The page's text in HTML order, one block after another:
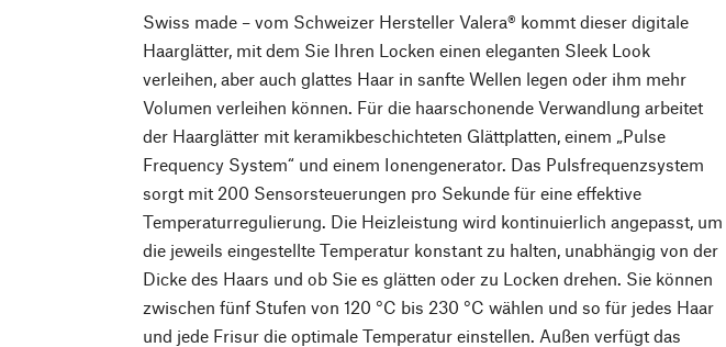
Swiss made – vom Schweizer Hersteller Valera® kommt dieser digitale
Haarglätter, mit dem Sie Ihren Locken einen eleganten Sleek Look
verleihen, aber auch glattes Haar in sanfte Wellen legen oder ihm mehr
Volumen verleihen können. Für die haarschonende Verwandlung arbeitet
der Haarglätter mit keramikbeschichteten Glättplatten, einem „Pulse
Frequency System“ und einem Ionengenerator. Das Pulsfrequenzsystem
sorgt mit 200 Sensorsteuerungen pro Sekunde für eine effektive
Temperaturregulierung. Die Heizleistung wird kontinuierlich angepasst, um
die jeweils eingestellte Temperatur konstant zu halten, unabhängig von der
Dicke des Haars und ob Sie es glätten oder zu Locken drehen. Sie können
zwischen fünf Stufen von 120 °C bis 230 °C wählen und so für jedes Haar
und jede Frisur die optimale Temperatur einstellen. Außen verfügt das